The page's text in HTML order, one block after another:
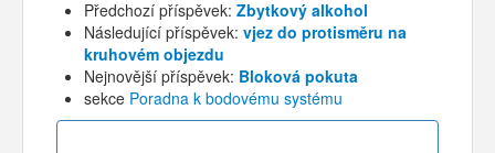
Předchozí příspěvek: Zbytkový alkohol
Následující příspěvek: vjez do protisměru na
kruhovém objezdu
Nejnovější příspěvek: Bloková pokuta
sekce Poradna k bodovému systému